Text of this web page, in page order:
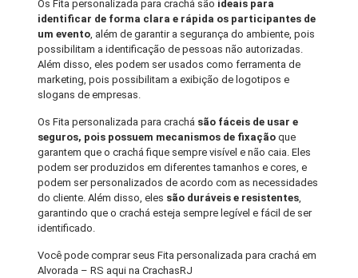
Os Fita personalizada para crachá são ideais para
identificar de forma clara e rápida os participantes de
um evento, além de garantir a segurança do ambiente, pois
possibilitam a identificação de pessoas não autorizadas.
Além disso, eles podem ser usados como ferramenta de
marketing, pois possibilitam a exibição de logotipos e
slogans de empresas.
Os Fita personalizada para crachá são fáceis de usar e
seguros, pois possuem mecanismos de fixação que
garantem que o crachá fique sempre visível e não caia. Eles
podem ser produzidos em diferentes tamanhos e cores, e
podem ser personalizados de acordo com as necessidades
do cliente. Além disso, eles são duráveis e resistentes,
garantindo que o crachá esteja sempre legível e fácil de ser
identificado.
Você pode comprar seus Fita personalizada para crachá em
Alvorada – RS aqui na CrachasRJ